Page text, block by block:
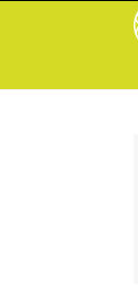
content